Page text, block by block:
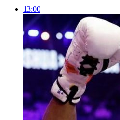
13:00